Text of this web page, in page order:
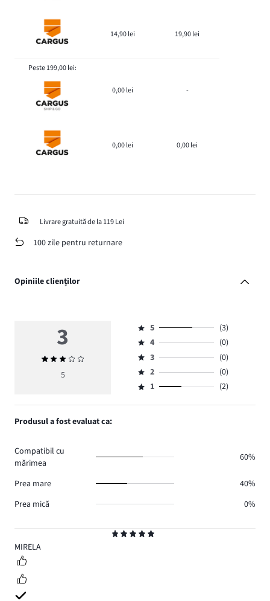
14,90 lei 19,90 lei
Peste 199,00 lei:
0,00 lei -
0,00 lei 0,00 lei
Livrare gratuită de la 119 Lei
100 zile pentru returnare
Opiniile clienților
5
MIRELA
3
Evaluarea
medie
5
Evaluare
5,
numărul
de
voturi
3.
5
(3)
Evaluare
4,
numărul
de
0.
4
(0)
Evaluare
3,
numărul
3
(0)
Evaluare
2,
2
(0)
Evaluare
1,
1 (2)
Produsul a fost evaluat ca:
Compatibil cu
mărimea
60%
Prea mare
40%
Prea mică
0%